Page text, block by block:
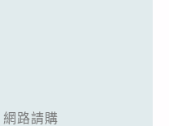
網路請購